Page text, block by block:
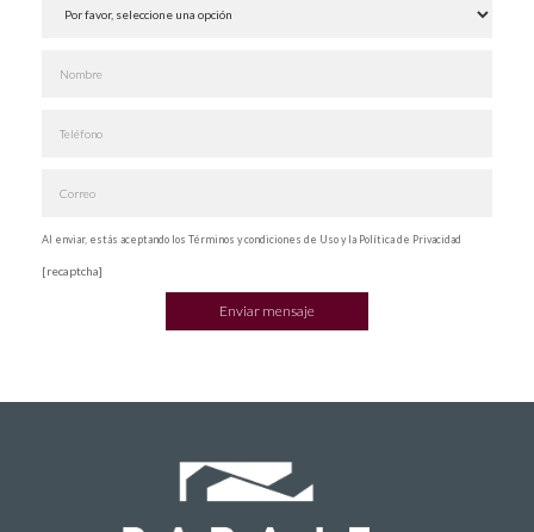
Al enviar, estás aceptando los Términos y condiciones de Uso y la Política de Privacidad
[recaptcha]